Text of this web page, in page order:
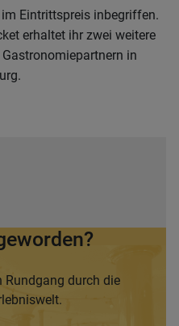
Eintrittspreis inbegriffen.
erhaltet ihr zwei weitere
in
Rundgang durch die